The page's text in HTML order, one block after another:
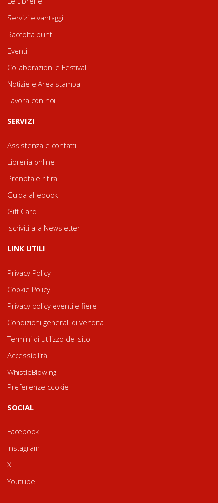
Servizi e vantaggi
Raccolta punti
Eventi
Collaborazioni e Festival
Notizie e Area stampa
Lavora con noi
SERVIZI
Assistenza e contatti
Libreria online
Prenota e ritira
Guida all'ebook
Gift Card
Iscriviti alla Newsletter
LINK UTILI
Privacy Policy
Cookie Policy
Privacy policy eventi e fiere
Condizioni generali di vendita
Termini di utilizzo del sito
Accessibilità
WhistleBlowing
Preferenze cookie
SOCIAL
Facebook
Instagram
X
Youtube